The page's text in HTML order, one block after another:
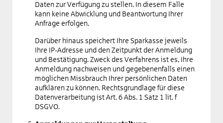
Daten zur Verfügung zu stellen. In diesem Falle
kann keine Abwicklung und Beantwortung Ihrer
Anfrage erfolgen.
Darüber hinaus speichert Ihre Sparkasse jeweils
Ihre IP-Adresse und den Zeitpunkt der Anmeldung
und Bestätigung. Zweck des Verfahrens ist es, Ihre
Anmeldung nachweisen und gegebenenfalls einen
möglichen Missbrauch Ihrer persönlichen Daten
aufklären zu können. Rechtsgrundlage für diese
Datenverarbeitung ist Art. 6 Abs. 1 Satz 1 lit. f
DSGVO.